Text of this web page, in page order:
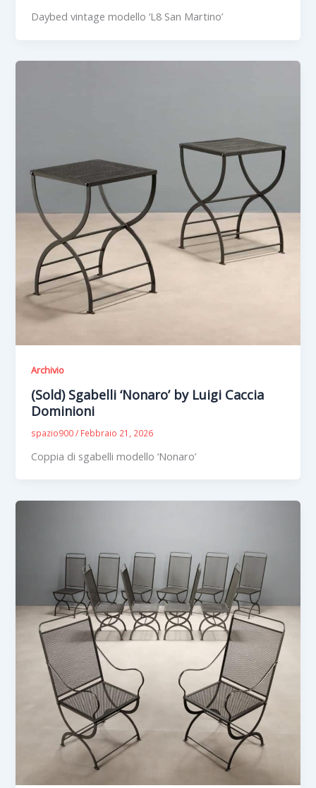
Daybed vintage modello ‘L8 San Martino’
Archivio
(Sold) Sgabelli ‘Nonaro’ by Luigi Caccia
Dominioni
spazio900/ Febbraio 21, 2026
Coppia di sgabelli modello ‘Nonaro’